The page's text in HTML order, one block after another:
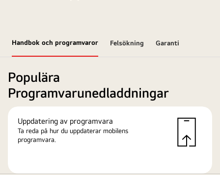
Handbok och programvaror Felsökning Garanti
Populära
Programvarunedladdningar
Uppdatering av programvara
Ta reda på hur du uppdaterar mobilens
programvara.